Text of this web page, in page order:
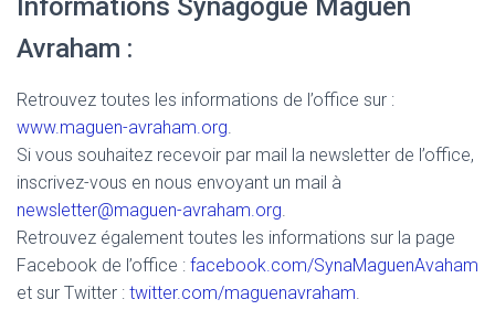
Informations Synagogue Maguen
Avraham :
Retrouvez toutes les informations de l’office sur :
www.maguen-avraham.org.
Si vous souhaitez recevoir par mail la newsletter de l’office,
inscrivez-vous en nous envoyant un mail à
newsletter@maguen-avraham.org.
Retrouvez également toutes les informations sur la page
Facebook de l’office : facebook.com/SynaMaguenAvaham
et sur Twitter : twitter.com/maguenavraham.